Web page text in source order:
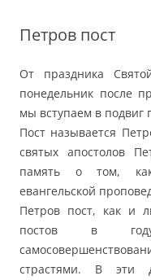
Петров пост
От праздника
понедельник после
мы вступаем в подвиг
Пост называется
святых апостолов
память о том,
евангельской
Петров пост, как и
постов в
страстями. В